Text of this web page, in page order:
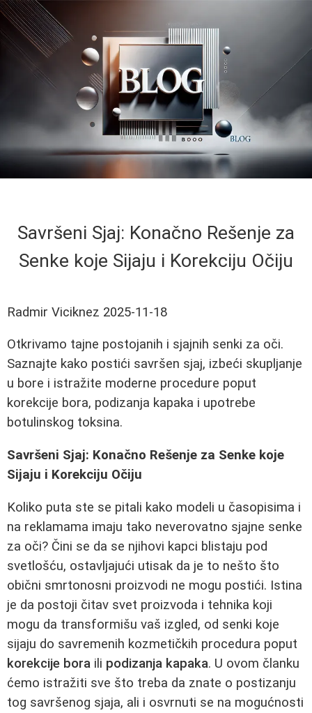
Savršeni Sjaj: Konačno Rešenje za
Senke koje Sijaju i Korekciju Očiju
Radmir Viciknez 2025-11-18
Otkrivamo tajne postojanih i sjajnih senki za oči.
Saznajte kako postići savršen sjaj, izbeći skupljanje
u bore i istražite moderne procedure poput
korekcije bora, podizanja kapaka i upotrebe
botulinskog toksina.
Savršeni Sjaj: Konačno Rešenje za Senke koje
Sijaju i Korekciju Očiju
Koliko puta ste se pitali kako modeli u časopisima i
na reklamama imaju tako neverovatno sjajne senke
za oči? Čini se da se njihovi kapci blistaju pod
svetlošću, ostavljajući utisak da je to nešto što
obični smrtonosni proizvodi ne mogu postići. Istina
je da postoji čitav svet proizvoda i tehnika koji
mogu da transformišu vaš izgled, od senki koje
sijaju do savremenih kozmetičkih procedura poput
korekcije bora ili podizanja kapaka. U ovom članku
ćemo istražiti sve što treba da znate o postizanju
tog savršenog sjaja, ali i osvrnuti se na mogućnosti